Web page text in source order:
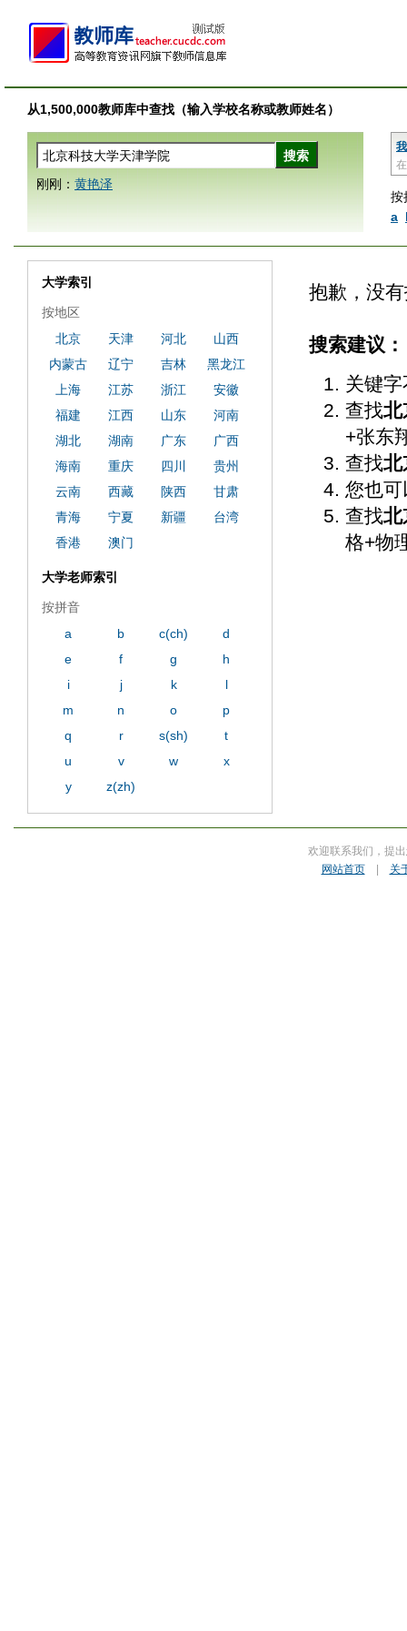
从1,500,000教师库中查找（输入学校名称或教师姓名）
按
a
刚刚： 黄艳泽
抱歉，没
搜索建议：
关键
查找北
+张东
查找北
您也
查找北
格+物
大学索引
按地区
北京
天津 河北
山西
内蒙古
辽宁 吉林
黑龙江
上海
江苏 浙江
安徽
福建
江西 山东
河南
湖北
湖南 广东
广西
海南
重庆 四川
贵州
云南
西藏 陕西
甘肃
青海
宁夏 新疆
台湾
香港
澳门
大学老师索引
按拼音
a
b c(ch)
d
e
f g
h
i
j k
l
m
n o
p
q
r s(sh)
t
u
v w
x
y
z(zh)
欢迎联系我们，提
网站首页| 关